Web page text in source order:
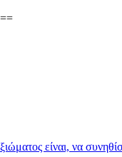
είναι, να